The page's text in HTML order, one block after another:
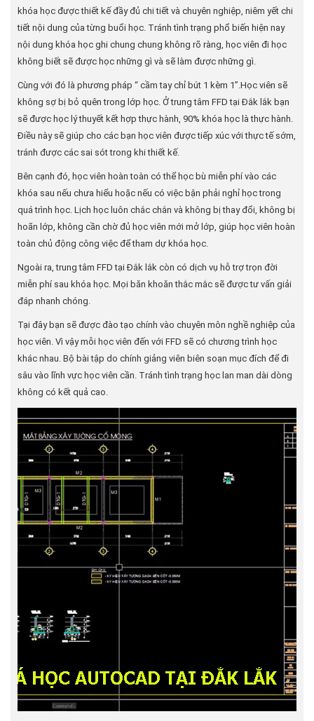
khóa học được thiết kế đầy đủ chi tiết và chuyên nghiệp, niêm yết chi
tiết nội dung của từng buổi học. Tránh tình trạng phổ biến hiện nay
nội dung khóa học ghi chung chung không rõ ràng, học viên đi học
không biết sẽ được học những gì và sẽ làm được những gì.
Cùng với đó là phương pháp “ cầm tay chỉ bút 1 kèm 1”.Học viên sẽ
không sợ bị bỏ quên trong lớp học. Ở trung tâm FFD tại Đắk lắk bạn
sẽ được học lý thuyết kết hợp thực hành, 90% khóa học là thực hành.
Điều này sẽ giúp cho các bạn học viên được tiếp xúc với thực tế sớm,
tránh được các sai sót trong khi thiết kế.
Bên cạnh đó, học viên hoàn toàn có thể học bù miễn phí vào các
khóa sau nếu chưa hiểu hoặc nếu có việc bận phải nghỉ học trong
quá trình học. Lịch học luôn chắc chắn và không bị thay đổi, không bị
hoãn lớp, không cần chờ đủ học viên mới mở lớp, giúp học viên hoàn
toàn chủ động công việc để tham dự khóa học.
Ngoài ra, trung tâm FFD tại Đắk lắk còn có dịch vụ hỗ trợ trọn đời
miễn phí sau khóa học. Mọi băn khoăn thắc mắc sẽ được tư vấn giải
đáp nhanh chóng.
Tại đây bạn sẽ được đào tạo chính vào chuyên môn nghề nghiệp của
học viên. Vì vậy mỗi học viên đến với FFD sẽ có chương trình học
khác nhau. Bộ bài tập do chính giảng viên biên soạn mục đích để đi
sâu vào lĩnh vực học viên cần. Tránh tình trạng học lan man dài dòng
không có kết quả cao.